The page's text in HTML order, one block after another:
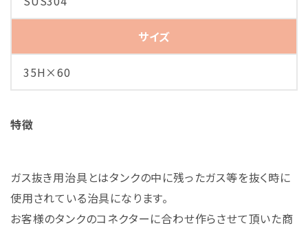
サイズ
35H×60
特徴
ガス抜き用治具とはタンクの中に残ったガス等を抜く時に
使用されている治具になります。
お客様のタンクのコネクターに合わせ作らさせて頂いた商